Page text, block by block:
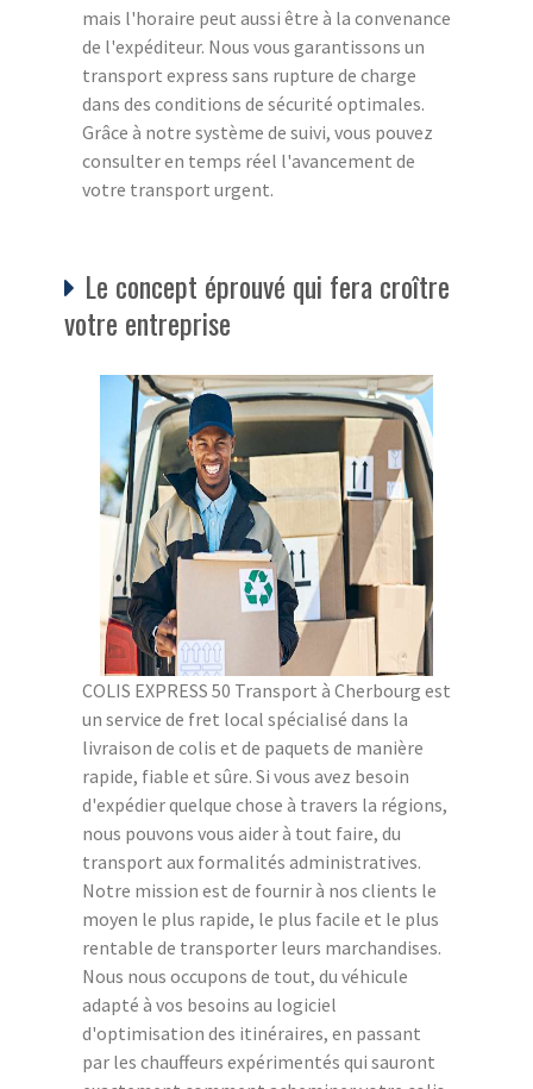
mais l'horaire peut aussi être à la convenance
de l'expéditeur. Nous vous garantissons un
transport express sans rupture de charge
dans des conditions de sécurité optimales.
Grâce à notre système de suivi, vous pouvez
consulter en temps réel l'avancement de
votre transport urgent.
Le concept éprouvé qui fera croître
votre entreprise
COLIS EXPRESS 50 Transport à Cherbourg est
un service de fret local spécialisé dans la
livraison de colis et de paquets de manière
rapide, fiable et sûre. Si vous avez besoin
d'expédier quelque chose à travers la régions,
nous pouvons vous aider à tout faire, du
transport aux formalités administratives.
Notre mission est de fournir à nos clients le
moyen le plus rapide, le plus facile et le plus
rentable de transporter leurs marchandises.
Nous nous occupons de tout, du véhicule
adapté à vos besoins au logiciel
d'optimisation des itinéraires, en passant
par les chauffeurs expérimentés qui sauront